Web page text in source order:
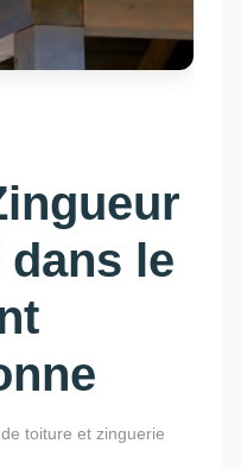
dans le
toiture et zinguerie